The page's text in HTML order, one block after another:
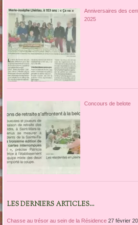
Anniversaires des
2025
Concours de belote
LES DERNIERS ARTICLES…
Chasse au trésor au sein de la Résidence 27 février